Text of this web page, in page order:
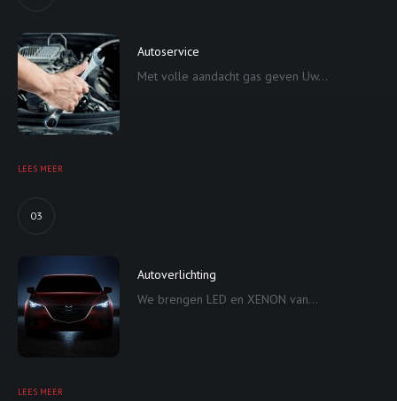
Autoservice
Met volle aandacht gas geven Uw...
LEES MEER
03
Autoverlichting
We brengen LED en XENON van...
LEES MEER